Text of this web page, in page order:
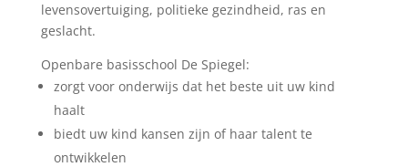
levensovertuiging, politieke gezindheid, ras en
geslacht.
Openbare basisschool De Spiegel:
zorgt voor onderwijs dat het beste uit uw kind
haalt
biedt uw kind kansen zijn of haar talent te
ontwikkelen